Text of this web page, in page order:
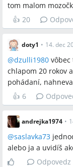
tom malom
👍 20
doty1 • 14. dec
@dzulli1980 vôbec
chlapom 20 rokov
pohádaní,
👍 6
andrejka1974 •
@saslavka73
alebo ja a uvidíš
Odpovedz